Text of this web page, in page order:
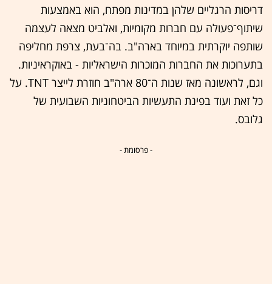
דריסות הרגליים שלהן במדינות מפתח, הוא באמצעות
שיתוף־פעולה עם חברות מקומיות, ואלביט מצאה לעצמה
שותפה יוקרתית במיוחד בארה"ב. בה־בעת, צרפת מחליפה
בתערוכות את החברות המוכרות הישראליות - באוקראיניות.
וגם, לראשונה מאז שנות ה־80 ארה"ב חוזרת לייצר TNT. על
כל זאת ועוד בפינת התעשיות הביטחוניות השבועית של
גלובס.
- פרסומת -